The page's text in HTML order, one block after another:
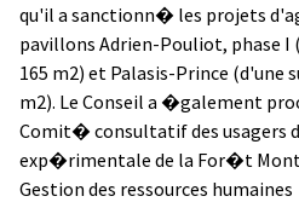
qu'il a sanctionn� les projets
pavillons Adrien-Pouliot, phase I
165 m2) et Palasis-Prince (d'une
m2). Le Conseil a �galement
Comit� consultatif des usagers
exp�rimentale de la For�t
Gestion des ressources humaines